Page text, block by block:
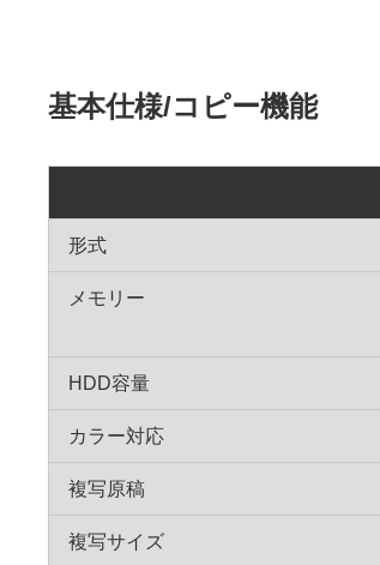
基本仕様/コピー機能
形式
メモリー
HDD容量
カラー対応
複写原稿
複写サイズ